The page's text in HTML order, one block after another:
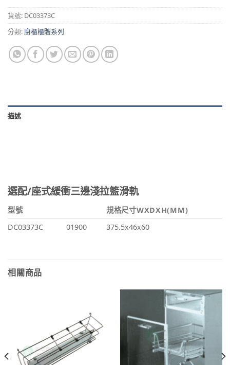
貨號: DC03373C
分類: 廚櫃櫃體系列
描述
選配/座式緩衝三邊淺拉籃滑軌
型號
規格尺寸WXDXH(MM)
DC03373C
01900 375.5x46x60
相關商品